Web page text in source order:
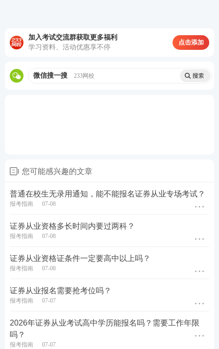
书前先把整章的逻辑理顺记忆会更加强烈。
结，理解性记忆，做到灵活运用
。除此之外，平时也
等。内容枯燥，类似内容较多，容易混淆或记忆不
律责任比较多。处罚的内容包括行政处罚、刑事处罚
首先要
注意多归纳，一些有关数字、时间、比例、条
点等方式来提高学习效率。比如二级市场中诱骗投资
交易、泄露内幕信息的行政处罚都有“没收违法所得，
并处以违法所得1倍以上5倍以下的罚款”。其次，
要多
做题，触类旁通，在重复做题中加深记忆。很多时
候，做题是最简单的记忆诀窍。
加入考试交流群获取更多福利
学习资料、活动优惠享不停
点击添加
微信搜一搜 233网校
您可能感兴趣的文章
普通在校生无录用通知，能不能报名证券从业专场考试？
报考指南 07-08
证券从业资格多长时间内要过两科？
报考指南 07-08
证券从业资格证条件一定要高中以上吗？
报考指南 07-08
证券从业报名需要抢考位吗？
报考指南 07-07
2026年证券从业考试高中学历能报名吗？需要工作年限
吗？
报考指南 07-07